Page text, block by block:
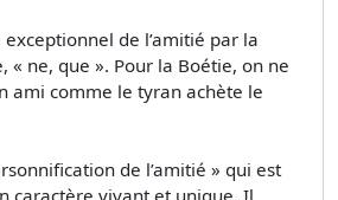
de l’amitié par la
« ne, que ». Pour la Boétie, on ne
ami comme le tyran achète le
de l’amitié » qui est
caractère vivant et unique. Il